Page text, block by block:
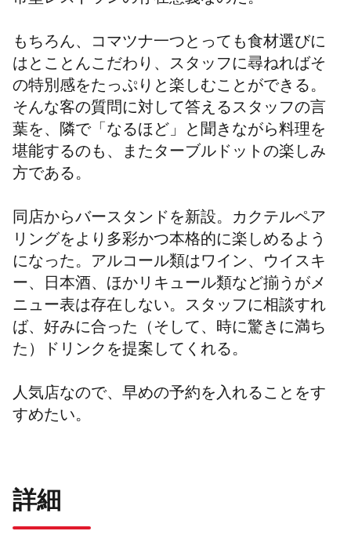
もちろん、コマツナ一つとっても食材選びに
はとことんこだわり、スタッフに尋ねればそ
の特別感をたっぷりと楽しむことができる。
そんな客の質問に対して答えるスタッフの言
葉を、隣で「なるほど」と聞きながら料理を
堪能するのも、またターブルドットの楽しみ
方である。
同店からバースタンドを新設。カクテルペア
リングをより多彩かつ本格的に楽しめるよう
になった。アルコール類はワイン、ウイスキ
ー、日本酒、ほかリキュール類など揃うがメ
ニュー表は存在しない。スタッフに相談すれ
ば、好みに合った（そして、時に驚きに満ち
た）ドリンクを提案してくれる。
人気店なので、早めの予約を入れることをす
すめたい。
詳細